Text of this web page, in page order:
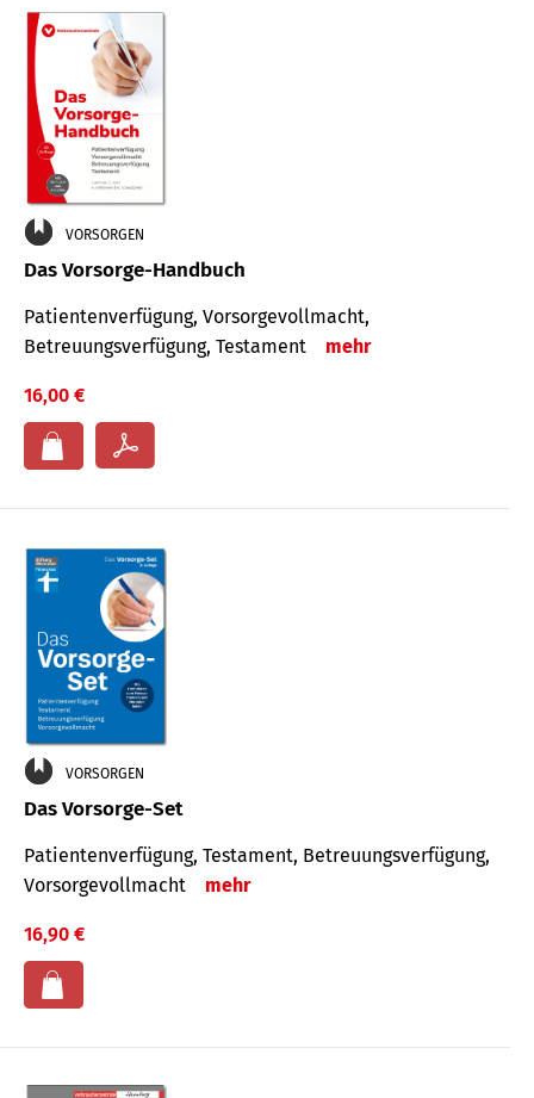
VORSORGEN
Das Vorsorge-Handbuch
Patientenverfügung, Vorsorgevollmacht,
Betreuungsverfügung, Testament
mehr
16,00 €
VORSORGEN
Das Vorsorge-Set
Patienten­ver­fügung, Testa­ment, Be­treuungs­verfü­gung,
Vor­sorge­voll­macht
mehr
16,90 €